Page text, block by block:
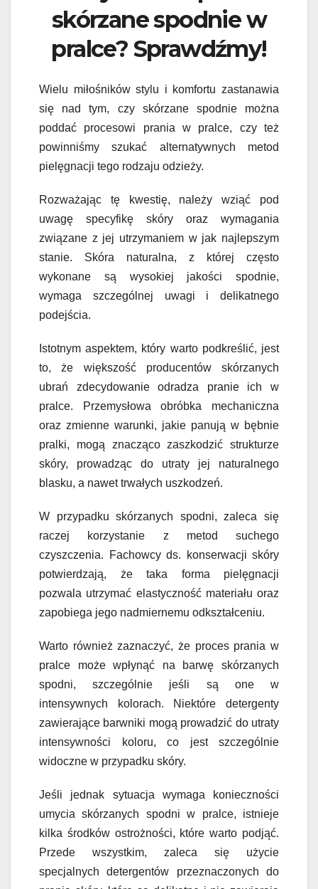
skórzane spodnie w
pralce? Sprawdźmy!
Wielu miłośników stylu i komfortu zastanawia
się nad tym, czy skórzane spodnie można
poddać procesowi prania w pralce, czy też
powinniśmy szukać alternatywnych metod
pielęgnacji tego rodzaju odzieży.
Rozważając tę kwestię, należy wziąć pod
uwagę specyfikę skóry oraz wymagania
związane z jej utrzymaniem w jak najlepszym
stanie. Skóra naturalna, z której często
wykonane są wysokiej jakości spodnie,
wymaga szczególnej uwagi i delikatnego
podejścia.
Istotnym aspektem, który warto podkreślić, jest
to, że większość producentów skórzanych
ubrań zdecydowanie odradza pranie ich w
pralce. Przemysłowa obróbka mechaniczna
oraz zmienne warunki, jakie panują w bębnie
pralki, mogą znacząco zaszkodzić strukturze
skóry, prowadząc do utraty jej naturalnego
blasku, a nawet trwałych uszkodzeń.
W przypadku skórzanych spodni, zaleca się
raczej korzystanie z metod suchego
czyszczenia. Fachowcy ds. konserwacji skóry
potwierdzają, że taka forma pielęgnacji
pozwala utrzymać elastyczność materiału oraz
zapobiega jego nadmiernemu odkształceniu.
Warto również zaznaczyć, że proces prania w
pralce może wpłynąć na barwę skórzanych
spodni, szczególnie jeśli są one w
intensywnych kolorach. Niektóre detergenty
zawierające barwniki mogą prowadzić do utraty
intensywności koloru, co jest szczególnie
widoczne w przypadku skóry.
Jeśli jednak sytuacja wymaga konieczności
umycia skórzanych spodni w pralce, istnieje
kilka środków ostrożności, które warto podjąć.
Przede wszystkim, zaleca się użycie
specjalnych detergentów przeznaczonych do